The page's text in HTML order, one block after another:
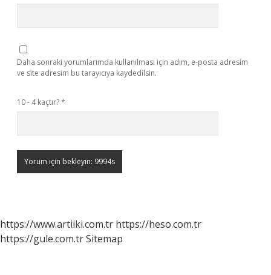
Daha sonraki yorumlarımda kullanılması için adım, e-posta adresim
ve site adresim bu tarayıcıya kaydedilsin.
10 - 4 kaçtır?*
https://www.artiiki.com.tr https://heso.com.tr
https://gule.com.trSitemap